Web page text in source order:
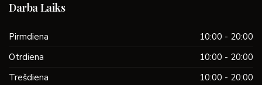
Darba Laiks
Pirmdiena
10:00 - 20:00
Otrdiena
10:00 - 20:00
Trešdiena
10:00 - 20:00